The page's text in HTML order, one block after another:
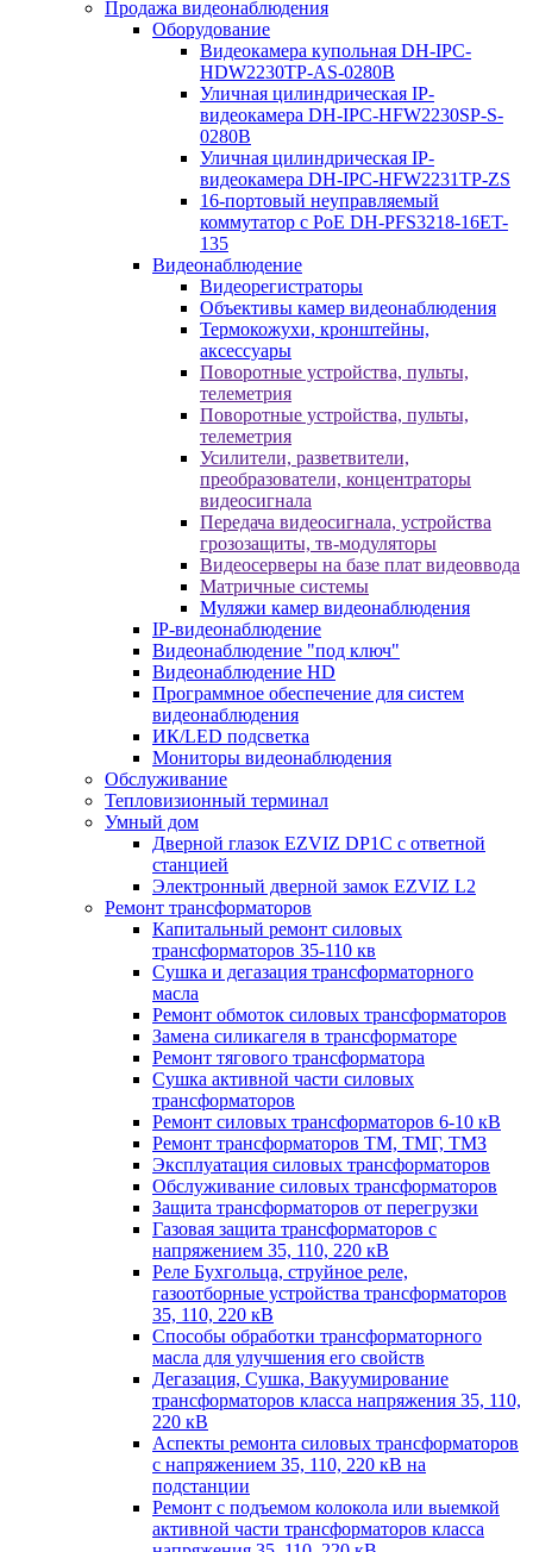
Продажа видеонаблюдения
Оборудование
Видеокамера купольная DH-IPC-
HDW2230TP-AS-0280B
Уличная цилиндрическая IP-
видеокамера DH-IPC-HFW2230SP-S-
0280B
Уличная цилиндрическая IP-
видеокамера DH-IPC-HFW2231TP-ZS
16-портовый неуправляемый
коммутатор с РоЕ DH-PFS3218-16ET-
135
Видеонаблюдение
Видеорегистраторы
Объективы камер видеонаблюдения
Термокожухи, кронштейны,
аксессуары
Поворотные устройства, пульты,
телеметрия
Поворотные устройства, пульты,
телеметрия
Усилители, разветвители,
преобразователи, концентраторы
видеосигнала
Передача видеосигнала, устройства
грозозащиты, тв-модуляторы
Видеосерверы на базе плат видеоввода
Матричные системы
Муляжи камер видеонаблюдения
IP-видеонаблюдение
Видеонаблюдение "под ключ"
Видеонаблюдение HD
Программное обеспечение для систем
видеонаблюдения
ИК/LED подсветка
Мониторы видеонаблюдения
Обслуживание
Тепловизионный терминал
Умный дом
Дверной глазок EZVIZ DP1C с ответной
станцией
Электронный дверной замок EZVIZ L2
Ремонт трансформаторов
Капитальный ремонт силовых
трансформаторов 35-110 кв
Сушка и дегазация трансформаторного
масла
Ремонт обмоток силовых трансформаторов
Замена силикагеля в трансформаторе
Ремонт тягового трансформатора
Сушка активной части силовых
трансформаторов
Ремонт силовых трансформаторов 6-10 кВ
Ремонт трансформаторов ТМ, ТМГ, ТМЗ
Эксплуатация силовых трансформаторов
Обслуживание силовых трансформаторов
Защита трансформаторов от перегрузки
Газовая защита трансформаторов с
напряжением 35, 110, 220 кВ
Реле Бухгольца, струйное реле,
газоотборные устройства трансформаторов
35, 110, 220 кВ
Способы обработки трансформаторного
масла для улучшения его свойств
Дегазация, Сушка, Вакуумирование
трансформаторов класса напряжения 35, 110,
220 кВ
Аспекты ремонта силовых трансформаторов
с напряжением 35, 110, 220 кВ на
подстанции
Ремонт с подъемом колокола или выемкой
активной части трансформаторов класса